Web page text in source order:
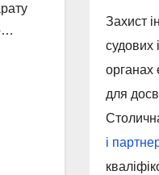
Захист
судових
органах
для
і